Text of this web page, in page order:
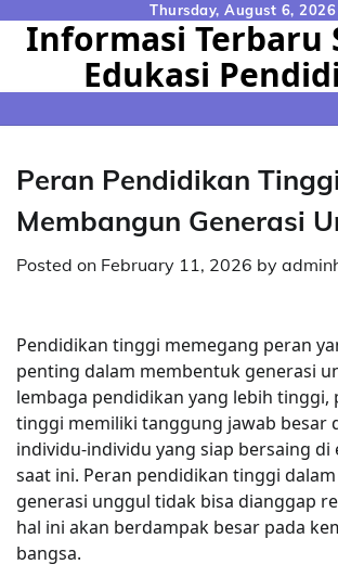
Thursday, August 6, 2026
Informasi Terbaru
Edukasi
Peran Pendidikan
Membangun Generasi
Posted on February 11, 2026 by
Pendidikan tinggi memegang peran
penting dalam membentuk generasi
lembaga pendidikan yang lebih tinggi,
tinggi memiliki tanggung jawab besar
individu-individu yang siap bersaing di
saat ini. Peran pendidikan tinggi
generasi unggul tidak bisa dianggap
hal ini akan berdampak besar pada
bangsa.